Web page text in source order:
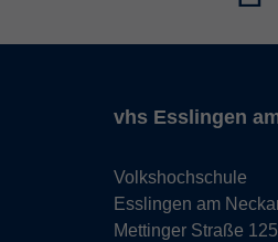
vhs Esslingen
Volkshochschule
Esslingen am
Mettinger Straße 125